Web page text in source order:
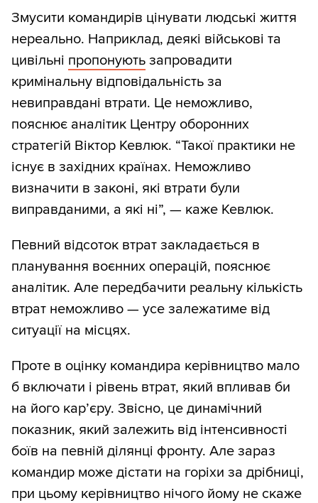
Змусити командирів цінувати людські життя
нереально. Наприклад, деякі військові та
цивільні пропонують запровадити
кримінальну відповідальність за
невиправдані втрати. Це неможливо,
пояснює аналітик Центру оборонних
стратегій Віктор Кевлюк. “Такої практики не
існує в західних країнах. Неможливо
визначити в законі, які втрати були
виправданими, а які ні”, — каже Кевлюк.
Певний відсоток втрат закладається в
планування воєнних операцій, пояснює
аналітик. Але передбачити реальну кількість
втрат неможливо — усе залежатиме від
ситуації на місцях.
Проте в оцінку командира керівництво мало
б включати і рівень втрат, який впливав би
на його кар’єру. Звісно, це динамічний
показник, який залежить від інтенсивності
боїв на певній ділянці фронту. Але зараз
командир може дістати на горіхи за дрібниці,
при цьому керівництво нічого йому не скаже